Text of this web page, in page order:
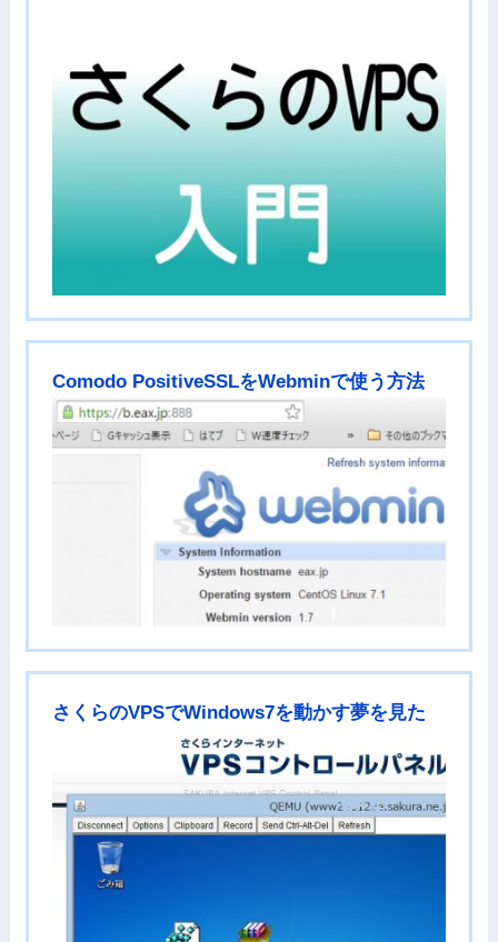
Comodo PositiveSSLをWebminで使う方法
さくらのVPSでWindows7を動かす夢を見た